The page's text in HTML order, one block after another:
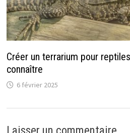
Créer un terrarium pour
connaître
6 février 2025